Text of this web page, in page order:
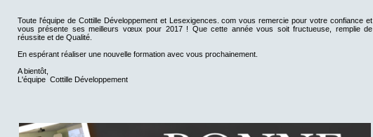
Toute l'équipe de Cottille Développement et Lesexigences. com vous remercie pour votre confiance et
vous présente ses meilleurs vœux pour 2017 ! Que cette année vous soit fructueuse, remplie de
réussite et de Qualité.
En espérant réaliser une nouvelle formation avec vous prochainement.
A bientôt,
L'équipe Cottille Développement